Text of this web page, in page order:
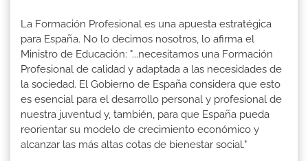
La Formación Profesional es una apuesta estratégica
para España. No lo decimos nosotros, lo afirma el
Ministro de Educación: "...necesitamos una Formación
Profesional de calidad y adaptada a las necesidades de
la sociedad. El Gobierno de España considera que esto
es esencial para el desarrollo personal y profesional de
nuestra juventud y, también, para que España pueda
reorientar su modelo de crecimiento económico y
alcanzar las más altas cotas de bienestar social."